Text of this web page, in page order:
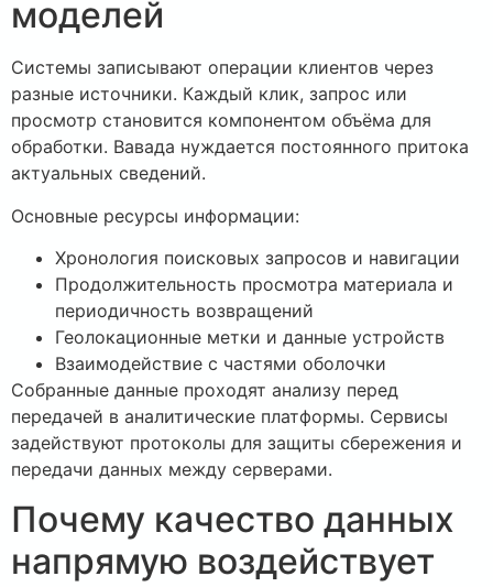
моделей
Системы записывают операции клиентов через
разные источники. Каждый клик, запрос или
просмотр становится компонентом объёма для
обработки. Вавада нуждается постоянного притока
актуальных сведений.
Основные ресурсы информации:
Хронология поисковых запросов и навигации
Продолжительность просмотра материала и
периодичность возвращений
Геолокационные метки и данные устройств
Взаимодействие с частями оболочки
Собранные данные проходят анализу перед
передачей в аналитические платформы. Сервисы
задействуют протоколы для защиты сбережения и
передачи данных между серверами.
Почему качество данных
напрямую воздействует